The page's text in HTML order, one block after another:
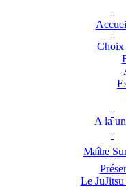
Choix
A la
Maître
Le